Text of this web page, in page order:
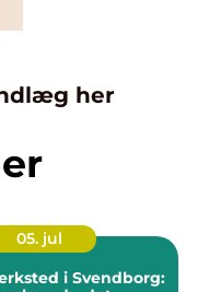
her
05. jul
i Svendborg: